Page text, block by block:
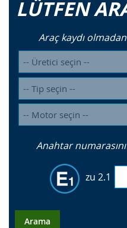
LÜTFEN
Araç kaydı
Anahtar
zu 2.1
Arama